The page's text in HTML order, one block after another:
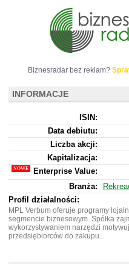
Biznesradar bez reklam?
INFORMACJE
ISIN:
Data debiutu:
Liczba akcji:
Kapitalizacja:
Enterprise Value:
Branża:
Profil działalności:
MPL Verbum oferuje programy
segmencie biznesowym. Spółka
wykorzystywaniem narzędzi
przedsiębiorców do zakupu...